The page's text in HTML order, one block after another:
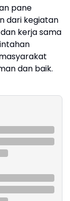
pane
dari kegiatan
kerja sama
dan baik.